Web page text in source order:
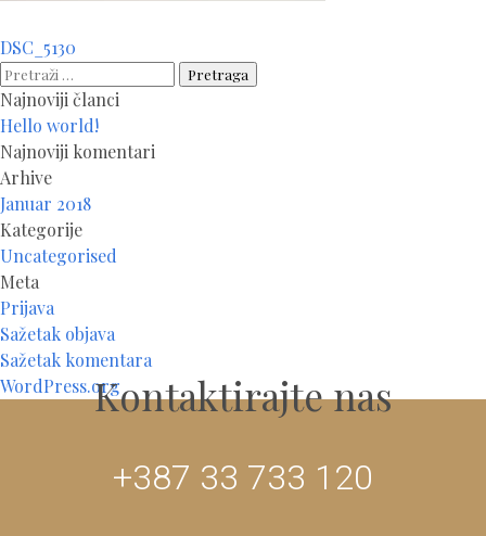
Navigacija
članaka
DSC_5130
Pretraga:
Najnoviji članci
Hello world!
Najnoviji komentari
Arhive
Januar 2018
Kategorije
Uncategorised
Meta
Prijava
Sažetak objava
Sažetak komentara
WordPress.orgKontaktirajte nas
+387 33 733 120